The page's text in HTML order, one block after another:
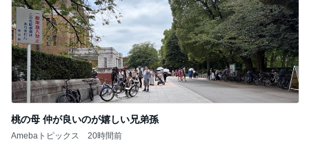
桃の母 仲が良いのが嬉しい兄弟孫
Amebaトピックス 20時間前